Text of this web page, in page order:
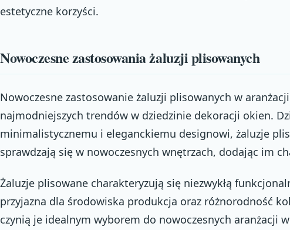
estetyczne korzyści.
Nowoczesne zastosowania żaluzji plisowanych
Nowoczesne zastosowanie żaluzji plisowanych w
najmodniejszych trendów w dziedzinie dekoracji okien.
minimalistycznemu i eleganckiemu designowi, żaluzje
sprawdzają się w nowoczesnych wnętrzach, dodając im
Żaluzje plisowane charakteryzują się niezwykłą
przyjazna dla środowiska produkcja oraz różnorodność
czynią je idealnym wyborem do nowoczesnych aranżacji